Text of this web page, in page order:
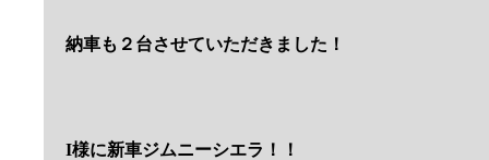
納車も２台させていただきました！
I様に新車ジムニーシエラ！！